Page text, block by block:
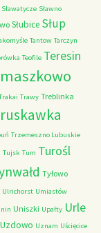
Sławatycze Sławno
Słubice Słup
Tantow Tarczyn
Teofile Teresin
Trawy Treblinka
Trzemeszno Lubuskie
Tujsk Tum Turośl
Tyłowo
Ulrichorst Umiastów
Uniszki Upałty Urle
Uzdowo Uznam Uścięcice